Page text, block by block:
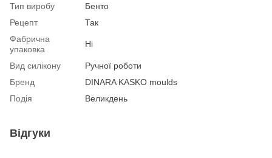
Тип виробу
Бенто
Рецепт
Так
Фабрична
упаковка
Ні
Вид силікону
Ручної роботи
Бренд
DINARA KASKO moulds
Подія
Великдень
Відгуки